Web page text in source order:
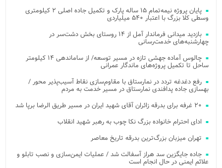
پایان پروژه نیمه‌تمام ۱۵ ساله پارک و تکمیل جاده اصلی ۲ کیلومتری
وسطی کلا بزرگ با اعتبار ۵۴۰ میلیاردی
بازدید میدانی فرماندار آمل از ۱۴ روستای بخش دشت‌سر در
چهارشنبه‌های خدمت‌رسانی
چالوس آماده جهشی تازه در مسیر توسعه/ از ساماندهی ۱۴ کیلومتر
ساحل تا تکمیل پروژه‌های ماندگار عمرانی
رفع دغدغه تردد در نمارستاق با مقاوم‌سازی نقاط آسیب‌پذیر محور /
بهسازی جاده پدافندی نمارستاق در مسیر خدمت به مردم
۲۰ غرفه برای بدرقه زائران آقای شهید ایران در مسیر طریق الرضا برپا شد
ادای احترام خانواده بزرگ نکا چوب به رهبر شهید انقلاب
تهران میزبان بزرگ‌ترین بدرقه تاریخ معاصر
جاده جایگزین سد هراز آسفالت شد / عملیات ایمن‌سازی و نصب تابلو و
علائم ایمنی در حال انجام است